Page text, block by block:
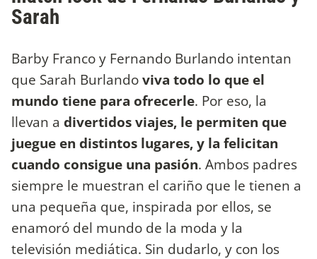
Sarah
Barby Franco y Fernando Burlando intentan
que Sarah Burlandoviva todo lo que el
mundo tiene para ofrecerle. Por eso, la
llevan a divertidos viajes, le permiten que
juegue en distintos lugares, y la felicitan
cuando consigue una pasión. Ambos padres
siempre le muestran el cariño que le tienen a
una pequeña que, inspirada por ellos, se
enamoró del mundo de la moda y la
televisión mediática. Sin dudarlo, y con los